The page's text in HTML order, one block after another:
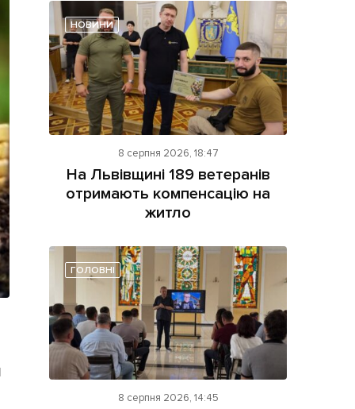
на сайті
НОВИНИ
8 серпня 2026, 18:47
На Львівщині 189 ветеранів
отримають компенсацію на
житло
ГОЛОВНІ
8 серпня 2026, 14:45